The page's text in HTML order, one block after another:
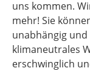
uns kommen.
mehr! Sie
unabhängig
klimaneutrales
erschwinglich